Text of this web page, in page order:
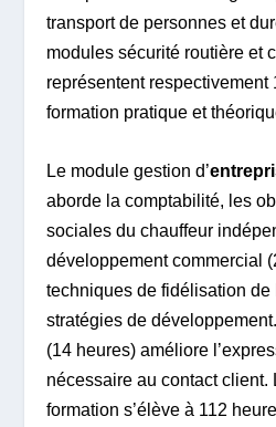
transport de personnes et
modules sécurité routière et
représentent respectivement
formation pratique et
Le module gestion d’
aborde la comptabilité, les
sociales du chauffeur
développement commercial
techniques de fidélisation
stratégies de
(14 heures) améliore
nécessaire au contact client.
formation s’élève à 112